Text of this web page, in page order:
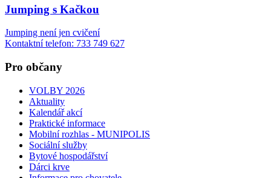
Jumping s Kačkou
Jumping není jen cvičení
Kontaktní telefon: 733 749 627
Pro občany
VOLBY 2026
Aktuality
Kalendář akcí
Praktické informace
Mobilní rozhlas - MUNIPOLIS
Sociální služby
Bytové hospodářství
Dárci krve